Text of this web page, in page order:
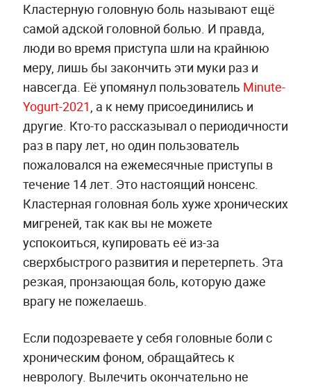
Кластерную головную боль называют ещё
самой адской головной болью. И правда,
люди во время приступа шли на крайнюю
меру, лишь бы закончить эти муки раз и
навсегда. Её упомянул пользователь Minute-
Yogurt-2021, а к нему присоединились и
другие. Кто-то рассказывал о периодичности
раз в пару лет, но один пользователь
пожаловался на ежемесячные приступы в
течение 14 лет. Это настоящий нонсенс.
Кластерная головная боль хуже хронических
мигреней, так как вы не можете
успокоиться, купировать её из-за
сверхбыстрого развития и перетерпеть. Эта
резкая, пронзающая боль, которую даже
врагу не пожелаешь.
Если подозреваете у себя головные боли с
хроническим фоном, обращайтесь к
неврологу. Вылечить окончательно не